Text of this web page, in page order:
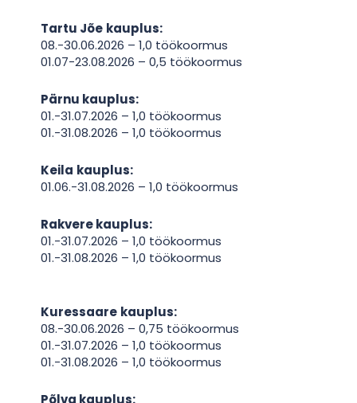
Tartu Jõe kauplus:
08.-30.06.2026 – 1,0 töökoormus
01.07-23.08.2026 – 0,5 töökoormus
Pärnu kauplus:
01.-31.07.2026 – 1,0 töökoormus
01.-31.08.2026 – 1,0 töökoormus
Keila kauplus:
01.06.-31.08.2026 – 1,0 töökoormus
Rakvere kauplus:
01.-31.07.2026 – 1,0 töökoormus
01.-31.08.2026 – 1,0 töökoormus
Kuressaare kauplus:
08.-30.06.2026 – 0,75 töökoormus
01.-31.07.2026 – 1,0 töökoormus
01.-31.08.2026 – 1,0 töökoormus
Põlva kauplus: